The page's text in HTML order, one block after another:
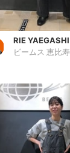
RIE YAEGASHI
ビームス 恵比寿